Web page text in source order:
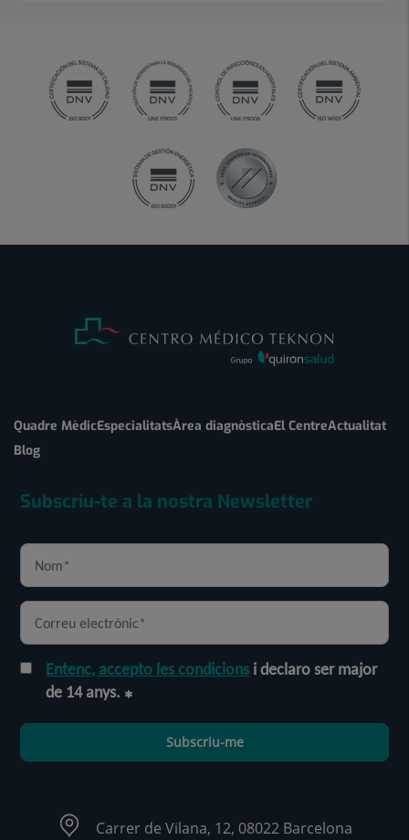
Quadre MèdicEspecialitatsÀrea diagnòsticaEl CentreActualitat
Blog
Subscriu-te a la nostra Newsletter
Entenc, accepto les condicions i declaro ser major
de 14 anys.
Subscriu-me
Carrer de Vilana, 12, 08022 Barcelona